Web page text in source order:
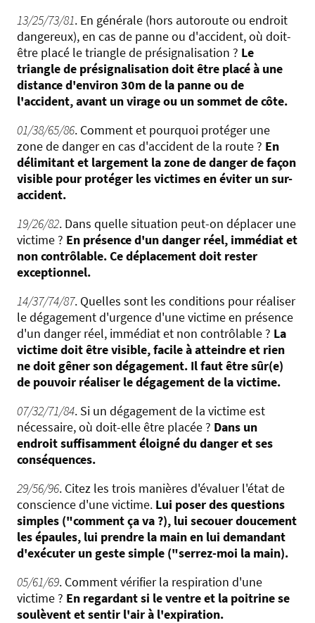
13/25/73/81. En générale (hors autoroute ou endroit
dangereux), en cas de panne ou d'accident, où doit-
être placé le triangle de présignalisation ? Le
triangle de présignalisation doit être placé à une
distance d'environ 30m de la panne ou de
l'accident, avant un virage ou un sommet de côte.
01/38/65/86. Comment et pourquoi protéger une
zone de danger en cas d'accident de la route ? En
délimitant et largement la zone de danger de façon
visible pour protéger les victimes en éviter un sur-
accident.
19/26/82. Dans quelle situation peut-on déplacer une
victime ? En présence d'un danger réel, immédiat et
non contrôlable. Ce déplacement doit rester
exceptionnel.
14/37/74/87. Quelles sont les conditions pour réaliser
le dégagement d'urgence d'une victime en présence
d'un danger réel, immédiat et non contrôlable ? La
victime doit être visible, facile à atteindre et rien
ne doit gêner son dégagement. Il faut être sûr(e)
de pouvoir réaliser le dégagement de la victime.
07/32/71/84. Si un dégagement de la victime est
nécessaire, où doit-elle être placée ? Dans un
endroit suffisamment éloigné du danger et ses
conséquences.
29/56/96. Citez les trois manières d'évaluer l'état de
conscience d'une victime. Lui poser des questions
simples ("comment ça va ?), lui secouer doucement
les épaules, lui prendre la main en lui demandant
d'exécuter un geste simple ("serrez-moi la main).
05/61/69. Comment vérifier la respiration d'une
victime ? En regardant si le ventre et la poitrine se
soulèvent et sentir l'air à l'expiration.